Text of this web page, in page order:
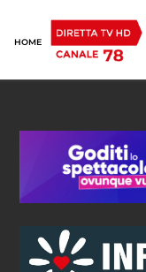
HOME